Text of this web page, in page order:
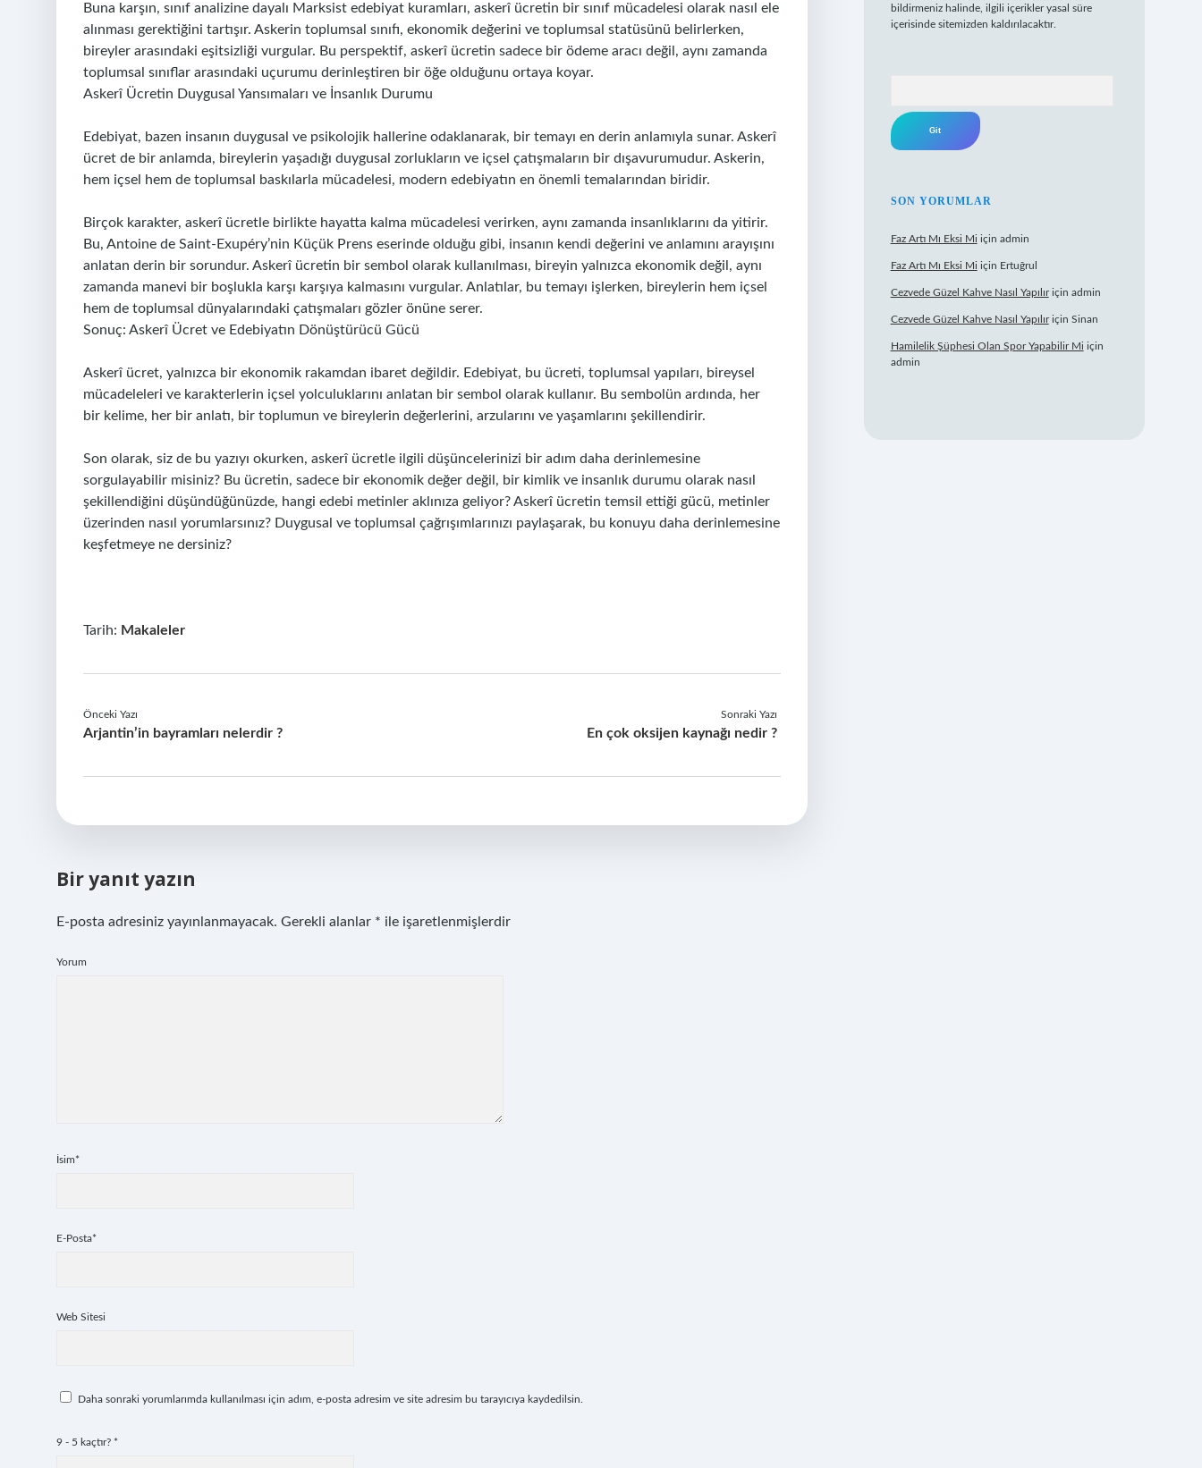
Buna karşın, sınıf analizine dayalı Marksist edebiyat kuramları, askerî ücretin bir sınıf mücadelesi olarak nasıl ele
alınması gerektiğini tartışır. Askerin toplumsal sınıfı, ekonomik değerini ve toplumsal statüsünü belirlerken,
bireyler arasındaki eşitsizliği vurgular. Bu perspektif, askerî ücretin sadece bir ödeme aracı değil, aynı zamanda
toplumsal sınıflar arasındaki uçurumu derinleştiren bir öğe olduğunu ortaya koyar.
Askerî Ücretin Duygusal Yansımaları ve İnsanlık Durumu
Edebiyat, bazen insanın duygusal ve psikolojik hallerine odaklanarak, bir temayı en derin anlamıyla sunar. Askerî
ücret de bir anlamda, bireylerin yaşadığı duygusal zorlukların ve içsel çatışmaların bir dışavurumudur. Askerin,
hem içsel hem de toplumsal baskılarla mücadelesi, modern edebiyatın en önemli temalarından biridir.
Birçok karakter, askerî ücretle birlikte hayatta kalma mücadelesi verirken, aynı zamanda insanlıklarını da yitirir.
Bu, Antoine de Saint-Exupéry’nin Küçük Prens eserinde olduğu gibi, insanın kendi değerini ve anlamını arayışını
anlatan derin bir sorundur. Askerî ücretin bir sembol olarak kullanılması, bireyin yalnızca ekonomik değil, aynı
zamanda manevi bir boşlukla karşı karşıya kalmasını vurgular. Anlatılar, bu temayı işlerken, bireylerin hem içsel
hem de toplumsal dünyalarındaki çatışmaları gözler önüne serer.
Sonuç: Askerî Ücret ve Edebiyatın Dönüştürücü Gücü
Askerî ücret, yalnızca bir ekonomik rakamdan ibaret değildir. Edebiyat, bu ücreti, toplumsal yapıları, bireysel
mücadeleleri ve karakterlerin içsel yolculuklarını anlatan bir sembol olarak kullanır. Bu sembolün ardında, her
bir kelime, her bir anlatı, bir toplumun ve bireylerin değerlerini, arzularını ve yaşamlarını şekillendirir.
Son olarak, siz de bu yazıyı okurken, askerî ücretle ilgili düşüncelerinizi bir adım daha derinlemesine
sorgulayabilir misiniz? Bu ücretin, sadece bir ekonomik değer değil, bir kimlik ve insanlık durumu olarak nasıl
şekillendiğini düşündüğünüzde, hangi edebi metinler aklınıza geliyor? Askerî ücretin temsil ettiği gücü, metinler
üzerinden nasıl yorumlarsınız? Duygusal ve toplumsal çağrışımlarınızı paylaşarak, bu konuyu daha derinlemesine
keşfetmeye ne dersiniz?
Tarih: Makaleler
Önceki Yazı
Arjantin’in bayramları nelerdir ?
Sonraki Yazı
En çok oksijen kaynağı nedir ?
Bir yanıt yazın
E-posta adresiniz yayınlanmayacak. Gerekli alanlar * ile işaretlenmişlerdir
Yorum
İsim*
E-Posta*
Web Sitesi
Daha sonraki yorumlarımda kullanılması için adım, e-posta adresim ve site adresim bu tarayıcıya kaydedilsin.
9 - 5 kaçtır? *
bildirmeniz halinde, ilgili içerikler yasal süre
içerisinde sitemizden kaldırılacaktır.
SON YORUMLAR
Faz Artı Mı Eksi Mi için admin
Faz Artı Mı Eksi Mi için Ertuğrul
Cezvede Güzel Kahve Nasıl Yapılıriçin admin
Cezvede Güzel Kahve Nasıl Yapılıriçin Sinan
Hamilelik Şüphesi Olan Spor Yapabilir Mi için
admin